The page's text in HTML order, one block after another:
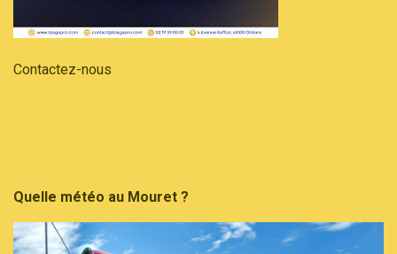
Contactez-nous
Quelle météo au Mouret ?